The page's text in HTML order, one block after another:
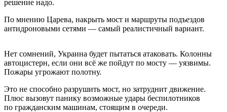
решение надо.
По мнению Царева, накрыть мост и маршруты подъездов
антидроновыми сетями — самый реалистичный вариант.
Нет сомнений, Украина будет пытаться атаковать. Колонны
автоцистерн, если они всё же пойдут по мосту — уязвимы.
Пожары угрожают полотну.
Это не способно разрушить мост, но затруднит движение.
Плюс вызовут панику возможные удары беспилотников
по гражданским машинам, стоящим в очереди.